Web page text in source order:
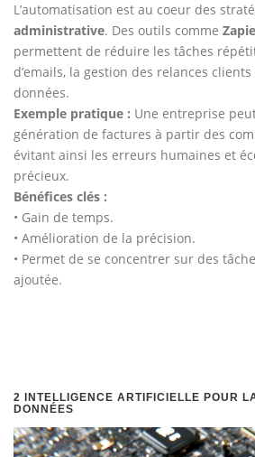
L’automatisation est au coeur des
administrative. Des outils comme
permettent de réduire les tâches
d’emails, la gestion des relances
données.
Exemple pratique : Une entreprise
génération de factures à partir des
évitant ainsi les erreurs humaines et
précieux.
Bénéfices clés :
• Gain de temps.
• Amélioration de la précision.
• Permet de se concentrer sur des
ajoutée.
2
INTELLIGENCE ARTIFICIELLE POUR
DONNÉES